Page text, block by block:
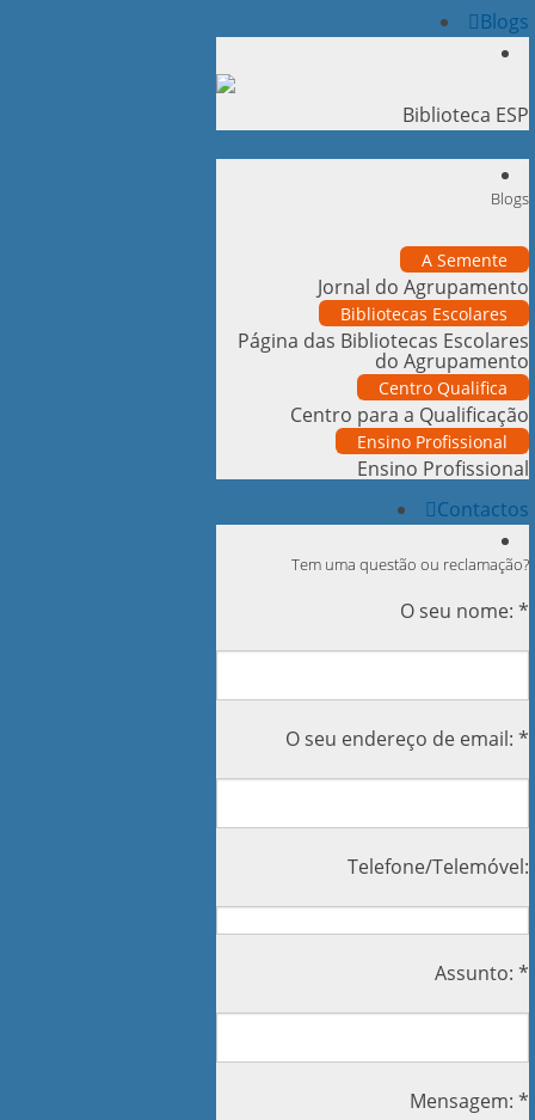
Blogs
Biblioteca ESP
Blogs
A Semente
Jornal do Agrupamento
Bibliotecas Escolares
Página das Bibliotecas Escolares
do Agrupamento
Centro Qualifica
Centro para a Qualificação
Ensino Profissional
Ensino Profissional
Contactos
Tem uma questão ou reclamação?
O seu nome: *
O seu endereço de email: *
Telefone/Telemóvel:
Assunto: *
Mensagem: *